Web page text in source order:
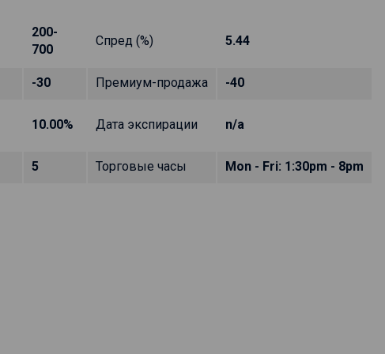
200-
700
Спред (%) 5.44
-30 Премиум-продажа -40
10.00% Дата экспирации n/a
5 Торговые часы Mon - Fri: 1:30pm - 8pm